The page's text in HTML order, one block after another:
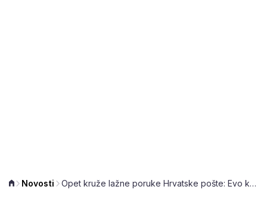
Novosti Opet kruže lažne poruke Hrvatske pošte: Evo kako možete znati da je prijevara